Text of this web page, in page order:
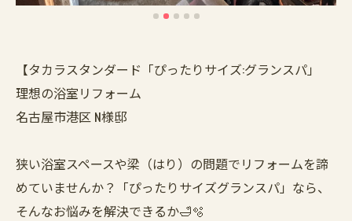
【タカラスタンダード「ぴったりサイズ:グランスパ」
理想の浴室リフォーム
名古屋市港区 N様邸
狭い浴室スペースや梁（はり）の問題でリフォームを諦
めていませんか？「ぴったりサイズグランスパ」なら、
そんなお悩みを解決できるか🛁🫧